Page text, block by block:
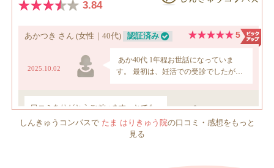
しんきゅうコンパスで たま はりきゅう院の口コミ・感想をもっと
見る